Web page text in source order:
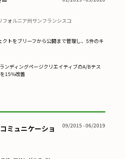
フォルニア州サンフランシスコ
トをブリーフから公開まで管理し、5件のキ
ンディングページクリエイティブのA/Bテス
15%改善
ミュニケーショ
09/2015 - 06/2019